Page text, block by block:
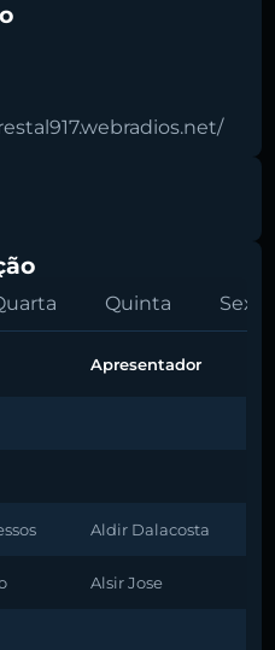
Quinta Sexta
Apresentador
Aldir Dalacosta
Alsir Jose